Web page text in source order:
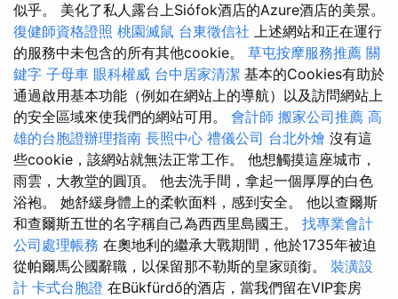
似乎。 美化了私人露台上Siófok酒店的Azure酒店的美景。
復健師資格證照 桃園滅鼠 台東徵信社 上述網站和正在運行
的服務中未包含的所有其他cookie。 草屯按摩服務推薦 關
鍵字 子母車 眼科權威 台中居家清潔 基本的Cookies有助於
通過啟用基本功能（例如在網站上的導航）以及訪問網站上
的安全區域來使我們的網站可用。 會計師 搬家公司推薦 高
雄的台胞證辦理指南 長照中心 禮儀公司 台北外燴 沒有這
些cookie，該網站就無法正常工作。 他想觸摸這座城市，
雨雲，大教堂的圓頂。 他去洗手間，拿起一個厚厚的白色
浴袍。 她舒緩身體上的柔軟面料，感到安全。 他以查爾斯
和查爾斯五世的名字稱自己為西西里島國王。 找專業會計
公司處理帳務 在奧地利的繼承大戰期間，他於1735年被迫
從帕爾馬公國辭職，以保留那不勒斯的皇家頭銜。 裝潢設
計 卡式台胞證 在Bükfürdő的酒店，當我們留在VIP套房